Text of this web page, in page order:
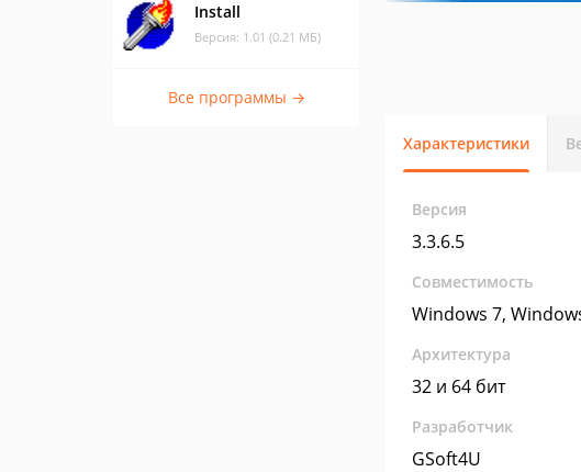
Install
Версия: 1.01 (0.21 МБ)
Все программы →
Характеристики
Версия
3.3.6.5
Совместимость
Windows 7,
Архитектура
32 и 64 бит
Разработчик
GSoft4U